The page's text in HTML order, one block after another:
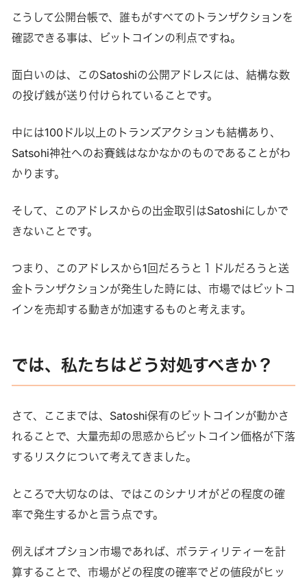
こうして公開台帳で、誰もがすべてのトランザクションを
確認できる事は、ビットコインの利点ですね。
面白いのは、このSatoshiの公開アドレスには、結構な数
の投げ銭が送り付けられていることです。
中には100ドル以上のトランズアクションも結構あり、
Satsohi神社へのお賽銭はなかなかのものであることがわ
かります。
そして、このアドレスからの出金取引はSatoshiにしかで
きないことです。
つまり、このアドレスから1回だろうと１ドルだろうと送
金トランザクションが発生した時には、市場ではビットコ
インを売却する動きが加速するものと考えます。
では、私たちはどう対処すべきか？
さて、ここまでは、Satoshi保有のビットコインが動かさ
れることで、大量売却の思惑からビットコイン価格が下落
するリスクについて考えてきました。
ところで大切なのは、ではこのシナリオがどの程度の確
率で発生するかと言う点です。
例えばオプション市場であれば、ボラティリティーを計
算することで、市場がどの程度の確率でどの値段がヒッ